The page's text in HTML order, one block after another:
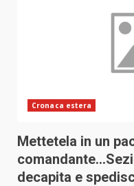
Cronaca estera
Mettetela in un
decapita e